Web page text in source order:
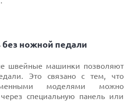
ножной педали
швейные машинки позволяют
Это связано с тем, что
моделями можно
специальную панель или